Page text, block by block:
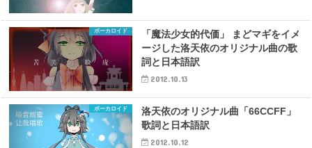
ボーカロイド
「魔法少女的代価」 まどマギをイメ
ージした洛天依のオリジナル曲の歌
詞と日本語訳
2012.10.13
ボーカロイド
洛天依のオリジナル曲「66CCFF」
歌詞と日本語訳
2012.10.12